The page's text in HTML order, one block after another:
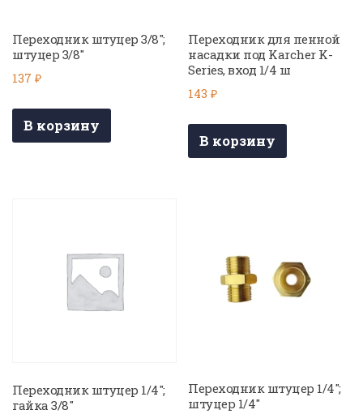
Переходник штуцер 3/8″;
штуцер 3/8″
137 ₽
В корзину
Переходник для пенной
насадки под Karcher K-
Series, вход 1/4 ш
143₽
В корзину
Переходник штуцер 1/4″;
гайка 3/8″
Переходник штуцер 1/4″;
штуцер 1/4″